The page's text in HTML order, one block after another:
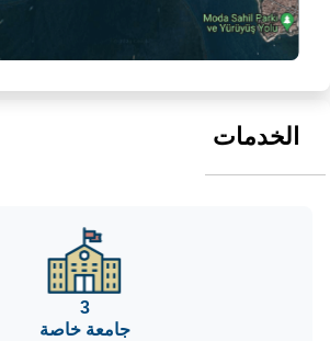
الخدمات
3
جامعة خاصة